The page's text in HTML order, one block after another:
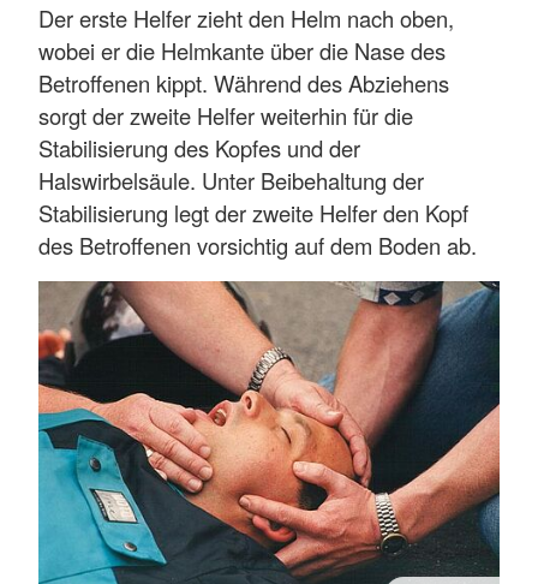
Der erste Helfer zieht den Helm nach oben,
wobei er die Helmkante über die Nase des
Betroffenen kippt. Während des Abziehens
sorgt der zweite Helfer weiterhin für die
Stabilisierung des Kopfes und der
Halswirbelsäule. Unter Beibehaltung der
Stabilisierung legt der zweite Helfer den Kopf
des Betroffenen vorsichtig auf dem Boden ab.